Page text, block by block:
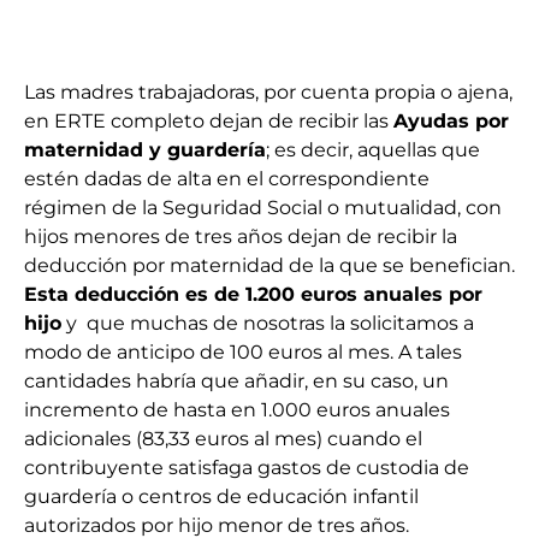
Las madres trabajadoras, por cuenta propia o ajena,
en ERTE completo dejan de recibir las Ayudas por
maternidad y guardería; es decir, aquellas que
estén dadas de alta en el correspondiente
régimen de la Seguridad Social o mutualidad, con
hijos menores de tres años dejan de recibir la
deducción por maternidad de la que se benefician.
Esta deducción es de 1.200 euros anuales por
hijo y que muchas de nosotras la solicitamos a
modo de anticipo de 100 euros al mes. A tales
cantidades habría que añadir, en su caso, un
incremento de hasta en 1.000 euros anuales
adicionales (83,33 euros al mes) cuando el
contribuyente satisfaga gastos de custodia de
guardería o centros de educación infantil
autorizados por hijo menor de tres años.